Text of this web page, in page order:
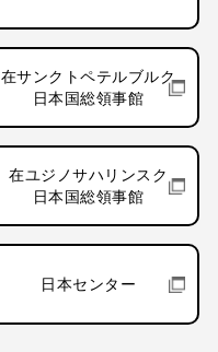
在サンクトペテルブルク
日本国総領事館
在ユジノサハリンスク
日本国総領事館
日本センター